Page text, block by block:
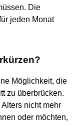
Die
jeden Monat
Möglichkeit, die
zu überbrücken.
nicht mehr
oder möchten,